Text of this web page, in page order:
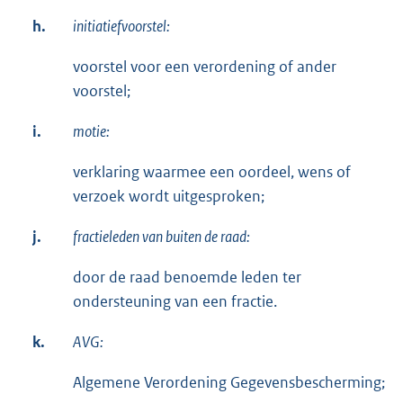
h. initiatiefvoorstel:
voorstel voor een verordening of ander
voorstel;
i. motie:
verklaring waarmee een oordeel, wens of
verzoek wordt uitgesproken;
j. fractieleden van buiten de raad:
door de raad benoemde leden ter
ondersteuning van een fractie.
k. AVG:
Algemene Verordening Gegevensbescherming;